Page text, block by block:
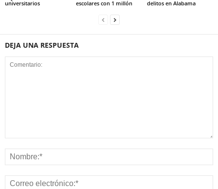
universitarios
escolares con 1 millón
delitos en Alabama
DEJA UNA RESPUESTA